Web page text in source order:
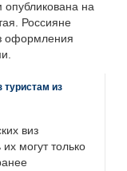
на
Россияне
оформления
туристам из
виз
могут только